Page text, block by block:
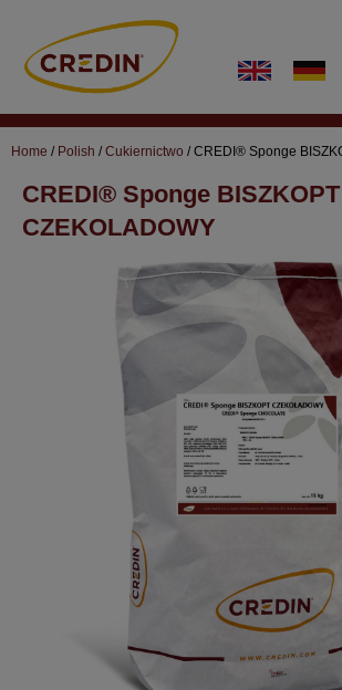
content
Home / Polish /Cukiernictwo / CREDI® Sponge
CREDI® Sponge BISZKOPT
CZEKOLADOWY